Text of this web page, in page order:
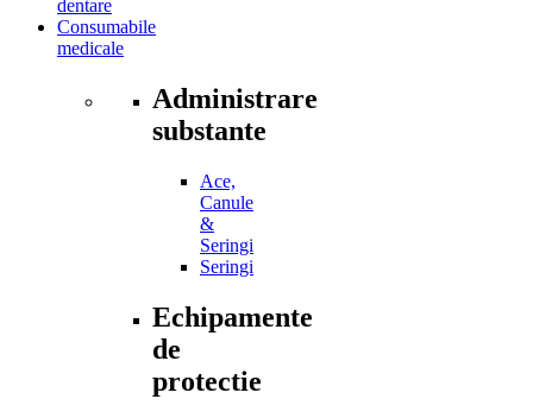
dentare
Consumabile
medicale
Administrare
substante
Ace,
Canule
&
Seringi
Seringi
Echipamente
de
protectie